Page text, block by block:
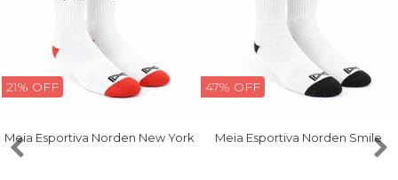
21% OFF
Meia Esportiva Norden New York
47% OFF
Meia Esportiva Norden Smile